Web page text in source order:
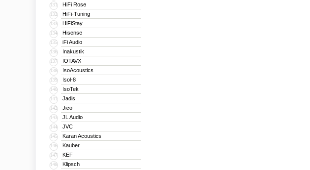
131 HiFi Rose
132 HiFi-Tuning
133 HiFiStay
134 Hisense
135 iFi Audio
136 Inakustik
137 IOTAVX
138 IsoAcoustics
139 Isol-8
140 IsoTek
141 Jadis
142 Jico
143 JL Audio
144 JVC
145 Karan Acoustics
146 Kauber
147 KEF
148 Klipsch